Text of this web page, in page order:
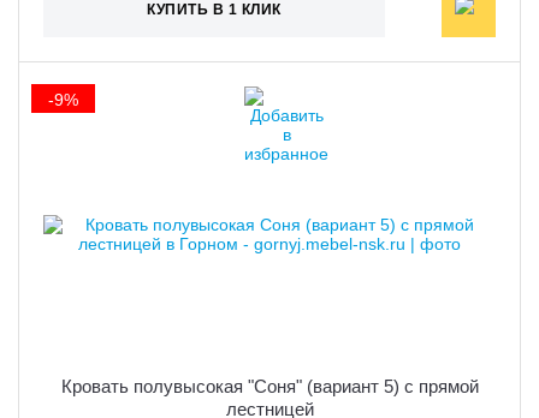
КУПИТЬ В 1 КЛИК
Кровать полувысокая "Соня" (вариант 5) с прямой
лестницей
-9%